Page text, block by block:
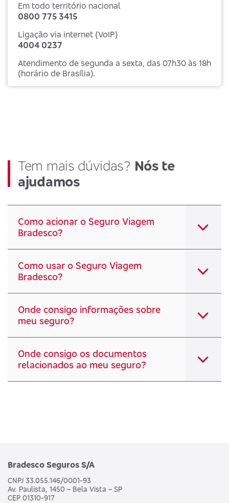
Em todo território nacional
0800 775 3415
Ligação via internet (VoIP)
4004 0237
Atendimento de segunda a sexta, das 07h30 às 18h
(horário de Brasília).
Tem mais dúvidas? Nós te
ajudamos
Como acionar o Seguro Viagem
Bradesco?
Como usar o Seguro Viagem
Bradesco?
Onde consigo informações sobre
meu seguro?
Onde consigo os documentos
relacionados ao meu seguro?
Bradesco Seguros S/A
CNPJ 33.055.146/0001-93
Av. Paulista, 1450 – Bela Vista – SP
CEP 01310-917